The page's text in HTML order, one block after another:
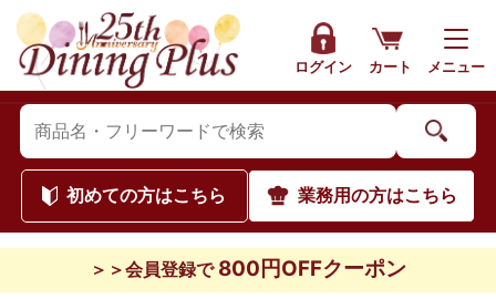
ログイン カート メニュー
初めての方はこちら 業務用の方はこちら
＞＞会員登録で 800円OFFクーポン